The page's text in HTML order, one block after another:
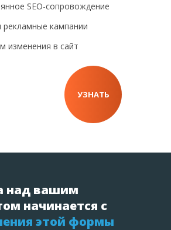
SEO-сопровождение
рекламные кампании
изменения в сайт
УЗНАТЬ
над вашим
начинается с
этой формы